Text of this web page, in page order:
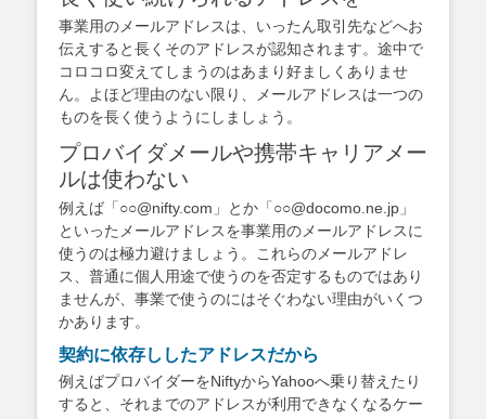
事業用のメールアドレスは、いったん取引先などへお
伝えすると長くそのアドレスが認知されます。途中で
コロコロ変えてしまうのはあまり好ましくありませ
ん。よほど理由のない限り、メールアドレスは一つの
ものを長く使うようにしましょう。
プロバイダメールや携帯キャリアメー
ルは使わない
例えば「○○@nifty.com」とか「○○@docomo.ne.jp」
といったメールアドレスを事業用のメールアドレスに
使うのは極力避けましょう。これらのメールアドレ
ス、普通に個人用途で使うのを否定するものではあり
ませんが、事業で使うのにはそぐわない理由がいくつ
かあります。
契約に依存ししたアドレスだから
例えばプロバイダーをNiftyからYahooへ乗り替えたり
すると、それまでのアドレスが利用できなくなるケー